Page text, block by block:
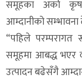
समूहका अर्का
आम्दानीको
“पहिले परम्परागत
समूहमा आबद्ध भएर
उत्पादन बढेसँगै